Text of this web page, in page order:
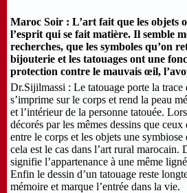
Maroc Soir : L’art fait que les objets
l’esprit qui se fait matière. Il semble
recherches, que les symboles qu’on
bijouterie et les tatouages ont une
protection contre le mauvais œil,
Dr.Sijilmassi : Le tatouage porte la trace
s’imprime sur le corps et rend la peau
et l’intérieur de la personne tatouée.
décorés par les mêmes dessins que ceux
entre le corps et les objets une
cela est le cas dans l’art rural marocain.
signifie l’appartenance à une même
Enfin le dessin d’un tatouage reste
mémoire et marque l’entrée dans la vie.